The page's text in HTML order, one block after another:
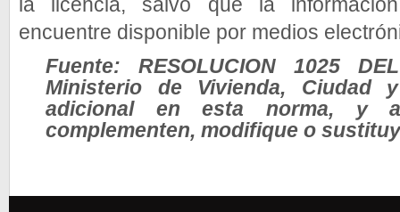
la licencia, salvo que la
encuentre disponible por medios
Fuente: RESOLUCION 1025
Ministerio de Vivienda, Ciudad
adicional en esta norma, y
complementen, modifique o